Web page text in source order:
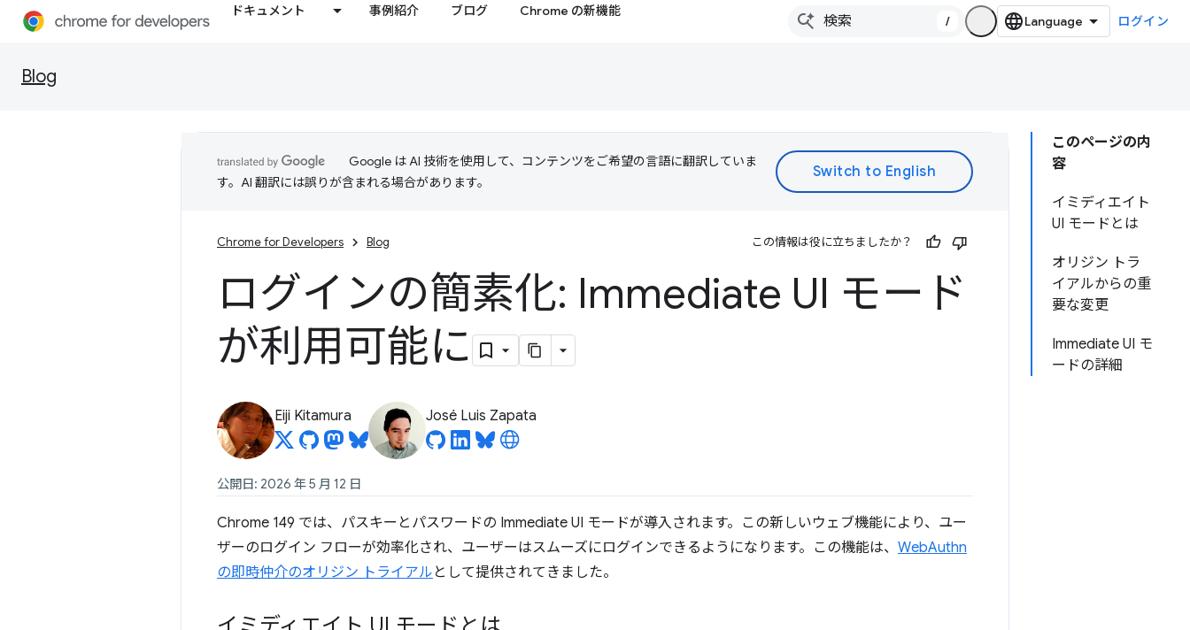
ドキュメント 事例紹介 ブログ Chrome の新機能
/ ログイン
Blog
このページの内
容
イミディエイト
UI モードとは
オリジン トラ
イアルからの重
要な変更
Immediate UI モ
ードの詳細
Google は AI 技術を使用して、コンテンツをご希望の言語に翻訳していま
す。AI 翻訳には誤りが含まれる場合があります。
Chrome for Developers Blog この情報は役に立ちましたか？
ログインの簡素化: Immediate UI モード
が利用可能に
Eiji Kitamura José Luis Zapata
公開日: 2026 年 5 月 12 日
Chrome 149 では、パスキーとパスワードの Immediate UI モードが導入されます。この新しいウェブ機能により、ユー
ザーのログイン フローが効率化され、ユーザーはスムーズにログインできるようになります。この機能は、 WebAuthn
の即時仲介のオリジン トライアル として提供されてきました。